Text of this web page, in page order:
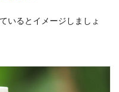
いるとイメージしましょ